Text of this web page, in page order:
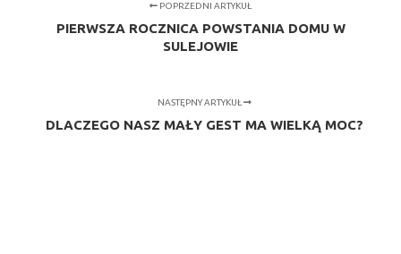
POPRZEDNI ARTYKUŁ
PIERWSZA ROCZNICA POWSTANIA DOMU W
SULEJOWIE
NASTĘPNY ARTYKUŁ
DLACZEGO NASZ MAŁY GEST MA WIELKĄ MOC?